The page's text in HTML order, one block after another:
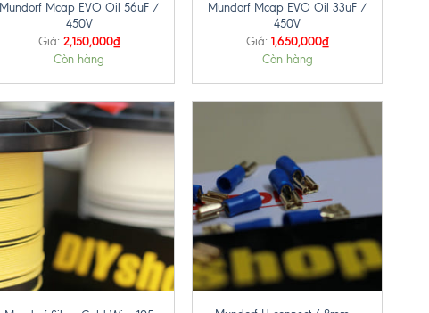
Mundorf Mcap EVO Oil 56uF /
450V
Giá: 2,150,000₫
Còn hàng
Mundorf Mcap EVO Oil 33uF /
450V
Giá: 1,650,000₫
Còn hàng
+ +